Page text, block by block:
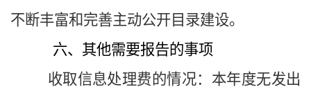
不断丰富和完善主动公开目录建设。
六、其他需要报告的事项
收取信息处理费的情况：本年度无发出